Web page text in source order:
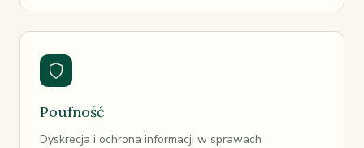
Poufność
Dyskrecja i ochrona informacji w sprawach